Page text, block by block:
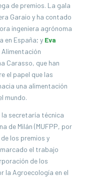
de premios. La gala
Garaio y ha contado
ingeniera agrónoma
en España; y Eva
Carasso, que han
el papel que las
una alimentación
mundo.
la secretaría técnica
de Milán (MUFPP, por
los premios y
el trabajo
de los
la Agroecología en el